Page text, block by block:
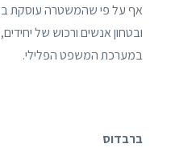
אף על פי שהמשטרה עוסקת
ובטחון אנשים ורכוש של
במערכת המשפט הפלילי.
ברבדוס